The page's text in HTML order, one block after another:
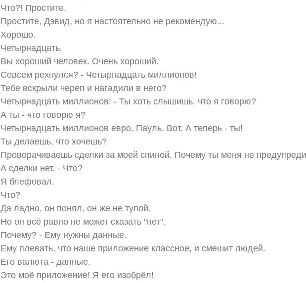
Что?! Простите.
Простите, Дэвид, но я настоятельно не рекомендую...
Хорошо.
Четырнадцать.
Вы хороший человек. Очень хороший.
Совсем рехнулся? - Четырнадцать миллионов!
Тебе вскрыли череп и нагадили в него?
Четырнадцать миллионов! - Ты хоть слышишь, что я говорю?
А ты - что говорю я?
Четырнадцать миллионов евро, Пауль. Вот. А теперь - ты!
Ты делаешь, что хочешь?
Проворачиваешь сделки за моей спиной. Почему ты меня не
А сделки нет. - Что?
Я блефовал.
Что?
Да ладно, он понял, он же не тупой.
Но он всё равно не может сказать "нет".
Почему? - Ему нужны данные.
Ему плевать, что наше приложение классное, и смешит людей.
Его валюта - данные.
Это моё приложение! Я его изобрёл!